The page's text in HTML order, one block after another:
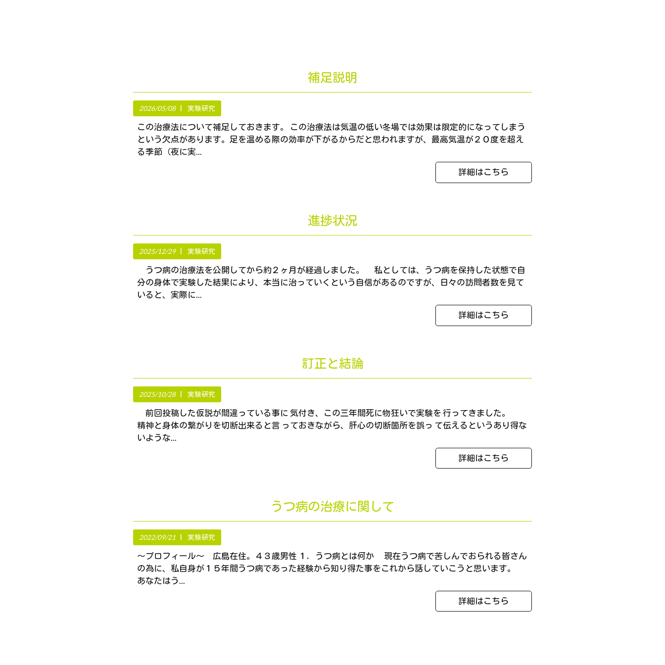
補足説明
2026/05/08 実験研究
この治療法について補足しておきます。 この治療法は気温の低い冬場では効果は限定的になってしまう
という欠点があります。足を温める際の効率が下がるからだと思われますが、最高気温が２０度を超え
る季節（夜に実...
詳細はこちら
進捗状況
2025/12/29 実験研究
うつ病の治療法を公開してから約２ヶ月が経過しました。 私としては、うつ病を保持した状態で自
分の身体で実験した結果により、本当に治っていくという自信があるのですが、日々の訪問者数を見て
いると、実際に...
詳細はこちら
訂正と結論
2025/10/28 実験研究
前回投稿した仮説が間違っている事に 気付き、この三年間死に物狂いで実験を 行ってきました。
精神と身体の繋がりを切断出来ると言 っておきながら、肝心の切断箇所を誤っ て伝えるというあり得な
いような...
詳細はこちら
うつ病の治療に関して
2022/09/21 実験研究
～プロフィール～ 広島在住。４３歳男性 １．うつ病とは何か 現在うつ病で苦しんでおられる皆さん
の為に、私自身が１５年間うつ病であった経験から知り得た事をこれから話していこうと思います。
あなたはう...
詳細はこちら